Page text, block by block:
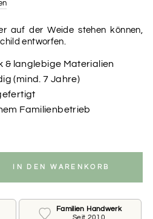
auf der Weide stehen können,
entworfen.
& langlebige Materialien
(mind. 7 Jahre)
Familienbetrieb
IN DEN WARENKORB
Familien Handwerk
Seit 2010